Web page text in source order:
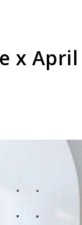
x April